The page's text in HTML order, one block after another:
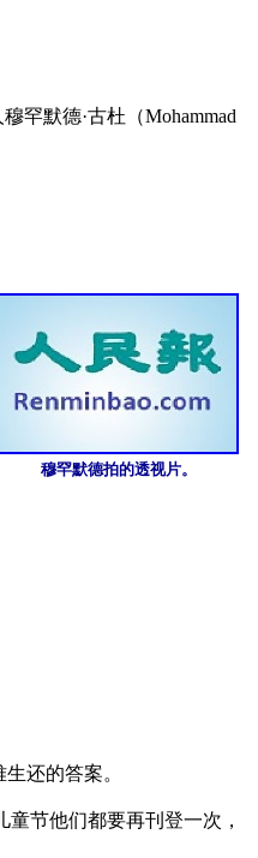
罕默德·古杜（Mohammad
穆罕默德拍的透视片。
还的答案。
节他们都要再刊登一次，